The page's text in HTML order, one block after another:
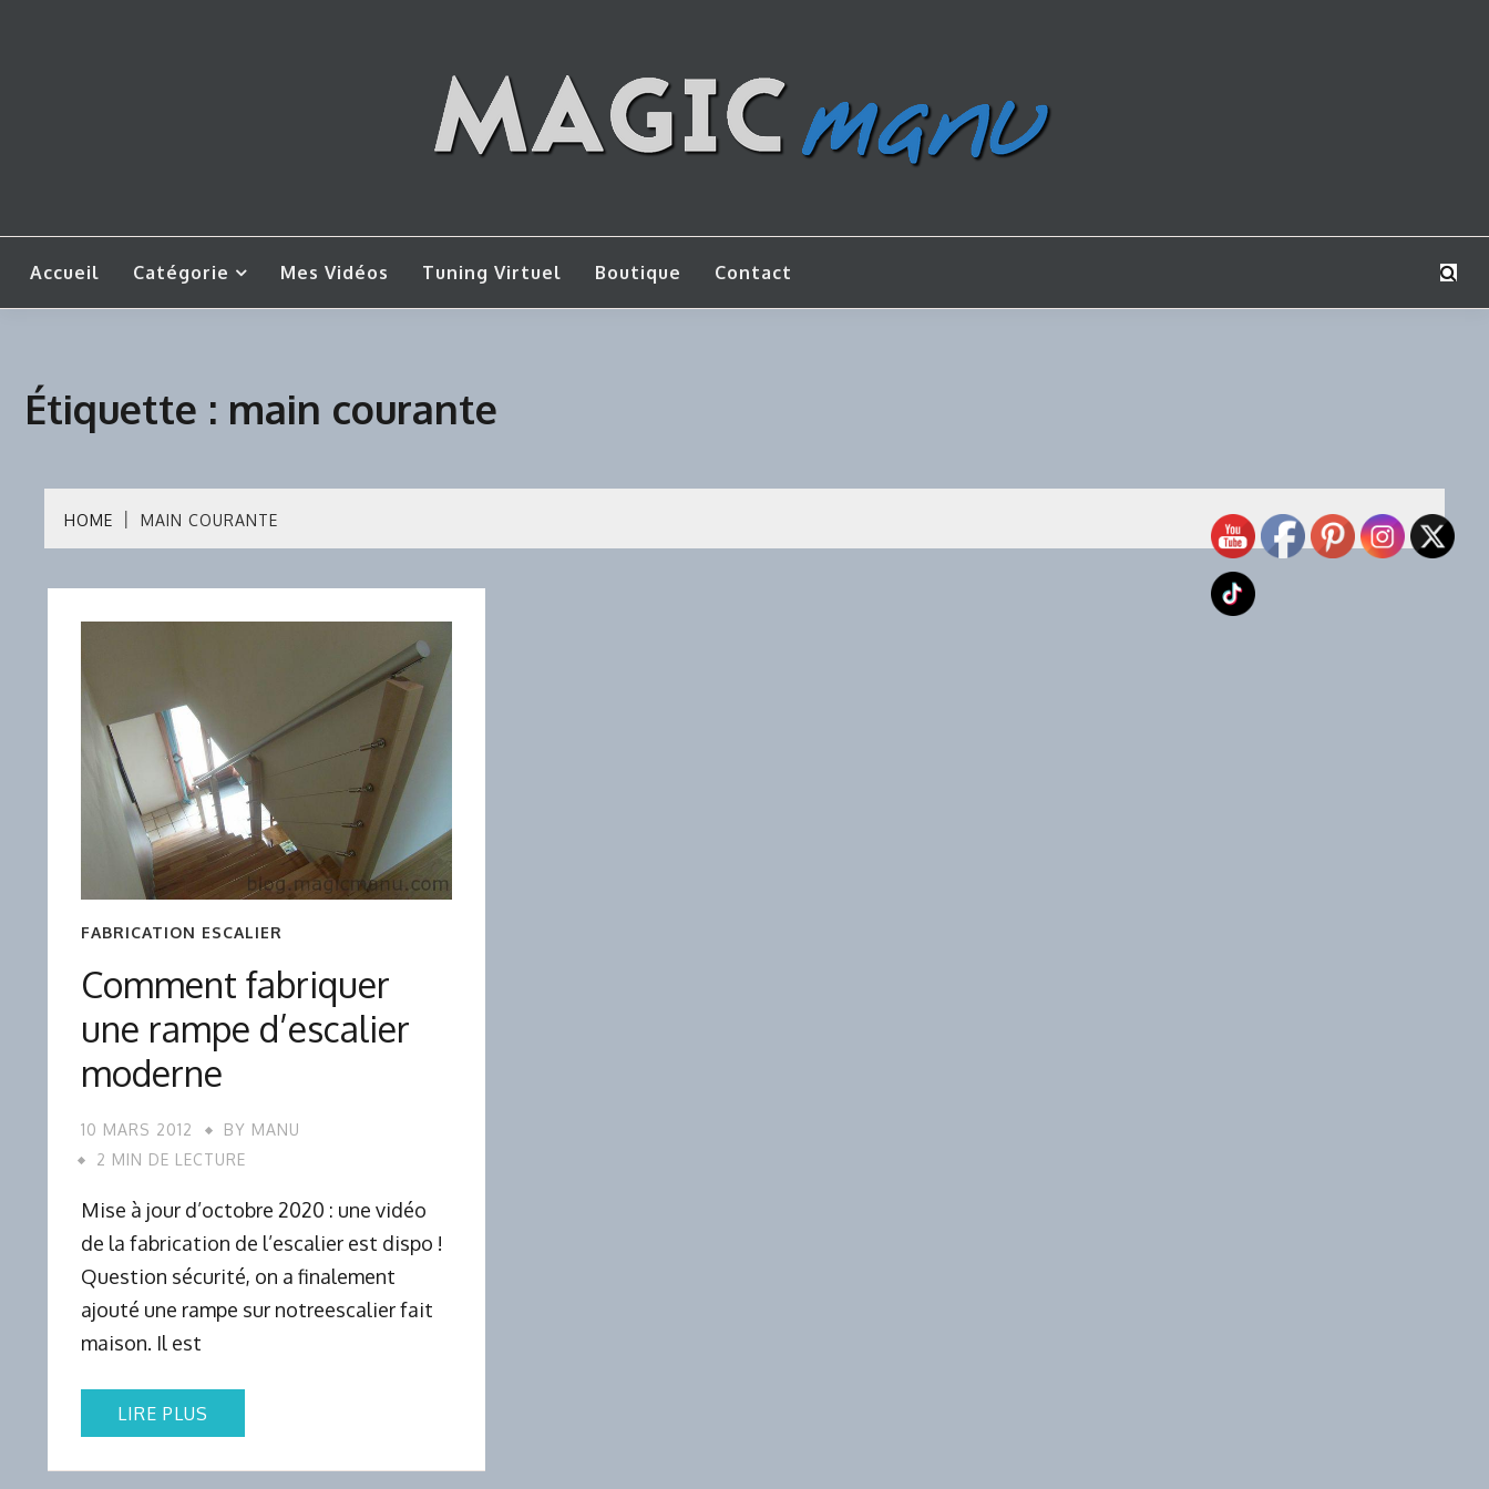
MAGICMANU
Accueil Catégorie Mes Vidéos Tuning Virtuel Boutique Contact
Étiquette : main courante
HOME MAIN COURANTE
FABRICATION ESCALIER
Comment fabriquer
une rampe d’escalier
moderne
10 MARS 2012 BY MANU
2 MIN DE LECTURE
Mise à jour d’octobre 2020 : une vidéo
de la fabrication de l’escalier est dispo !
Question sécurité, on a finalement
ajouté une rampe sur notreescalier fait
maison. Il est
LIRE PLUS